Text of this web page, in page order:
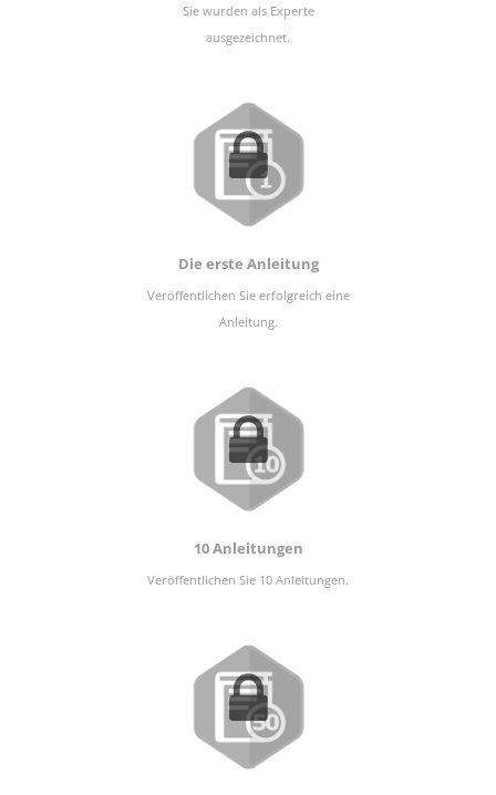
Sie wurden als Experte
ausgezeichnet.
Die erste Anleitung
Veröffentlichen Sie erfolgreich eine
Anleitung.
10 Anleitungen
Veröffentlichen Sie 10 Anleitungen.